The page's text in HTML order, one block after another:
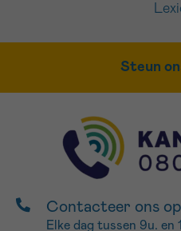
Steun
Contacteer ons
Elke dag tussen 9u. en